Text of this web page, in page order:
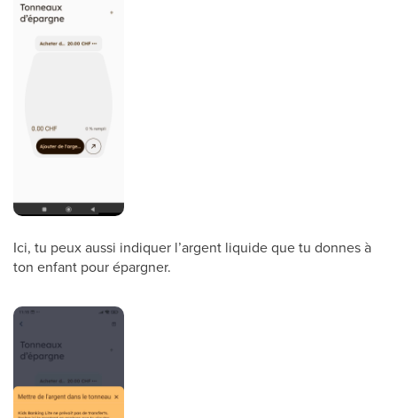
Ici, tu peux aussi indiquer l’argent liquide que tu donnes à
ton enfant pour épargner.